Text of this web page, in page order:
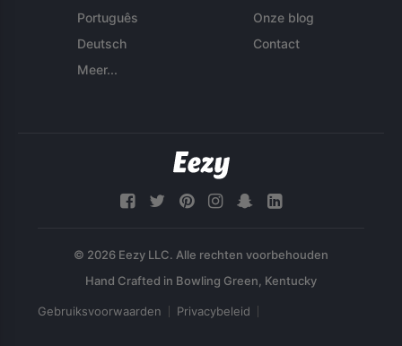
Português
Deutsch
Meer...
Onze blog
Contact
© 2026 Eezy LLC. Alle rechten voorbehouden
Gebruiksvoorwaarden Privacybeleid